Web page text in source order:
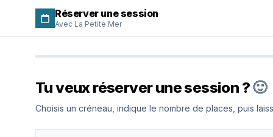
Réserver une session
Avec La Petite Mer
Tu veux réserver une session ?🙂
Choisis un créneau, indique le nombre de places, puis